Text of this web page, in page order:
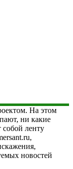
На этом
ни какие
собой ленту
новостей